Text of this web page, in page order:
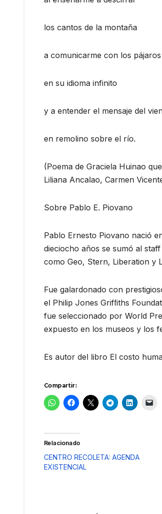
los cantos de la montaña
a comunicarme con los pájaros
en su idioma infinito
y a entender el mensaje del
en remolino sobre el río.
(Poema de Graciela Huinao
Liliana Ancalao, Carmen
Sobre Pablo E. Piovano
Pablo Ernesto Piovano nació
dieciocho años se sumó al
como Geo, Stern, Liberation y
Fue galardonado con
el Philip Jones Grifﬁths
fue seleccionado por World
expuesto en los museos y los
Es autor del libro El costo
Compartir:
Relacionado
CENTRO RECOLETA: AGENDA
EXISTENCIAL